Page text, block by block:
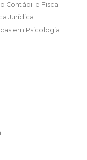
Contábil e Fiscal
Jurídica
em Psicologia